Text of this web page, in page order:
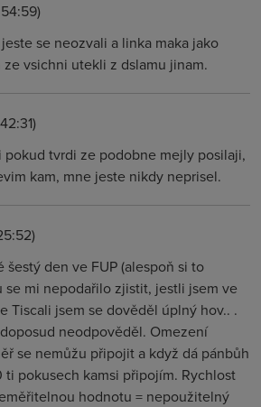
jeste se neozvali a linka maka jako
vsichni utekli z dslamu jinam.
tvrdi ze podobne mejly posilaji,
kam, mne jeste nikdy neprisel.
den ve FUP (alespoň si to
se mi nepodařilo zjistit, jestli jsem ve
Tiscali jsem se dověděl úplný hov.. .
neodpověděl. Omezení
se nemůžu připojit a když dá pánbůh
ti pokusech kamsi připojím. Rychlost
hodnotu = nepoužitelný